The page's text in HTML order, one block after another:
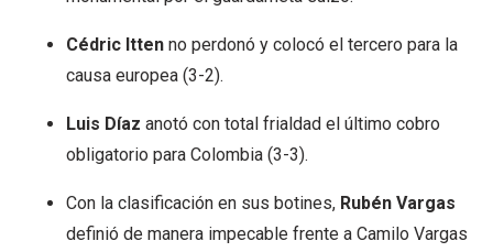
Cédric Itten no perdonó y colocó el tercero para la
causa europea (3-2).
Luis Díaz anotó con total frialdad el último cobro
obligatorio para Colombia (3-3).
Con la clasificación en sus botines, Rubén Vargas
definió de manera impecable frente a Camilo Vargas